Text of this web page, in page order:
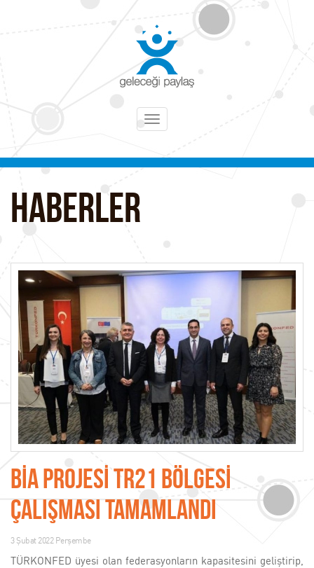
Toggle
HABERLER
BİA PROJESİ TR21 BÖLGESİ
ÇALIŞMASI TAMAMLANDI
3 Şubat 2022 Perşembe
TÜRKONFED üyesi olan federasyonların kapasitesini geliştirip,